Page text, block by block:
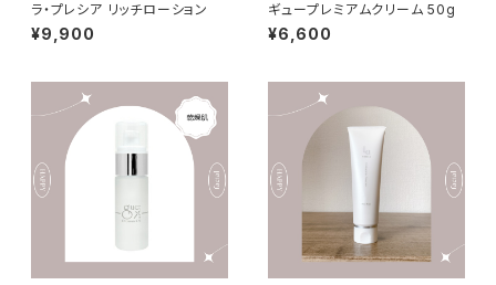
ラ・プレシア リッチローション
¥9,900
ギュープレミアムクリーム 50g
¥6,600